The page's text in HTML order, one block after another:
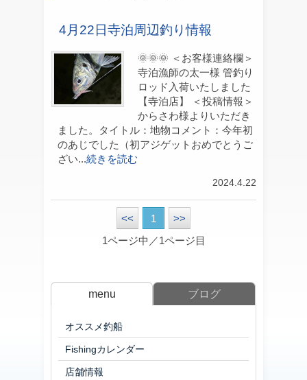
4月22日寺泊周辺釣り情報
🌞🌞🌞 ＜お客様連絡欄＞
寺泊漁師の太一様 管釣り
ロッド入荷いたしました
【寺泊店】 ＜投稿情報＞
からさわ様よりいただき
ました。タイトル：地物コメント：今年初
のあじでした（初アジゲットおめでとうご
ざい...続きを読む
2024.4.22
<< 1
>>
1ページ中／1ページ目
menu ブログ
オススメ釣船
Fishingカレンダー
店舗情報